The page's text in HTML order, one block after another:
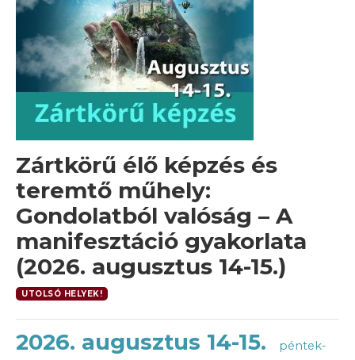
Zártkörű élő képzés és
teremtő műhely:
Gondolatból valóság – A
manifesztáció gyakorlata
(2026. augusztus 14-15.)
UTOLSÓ HELYEK!
2026. augusztus 14-15.
péntek-